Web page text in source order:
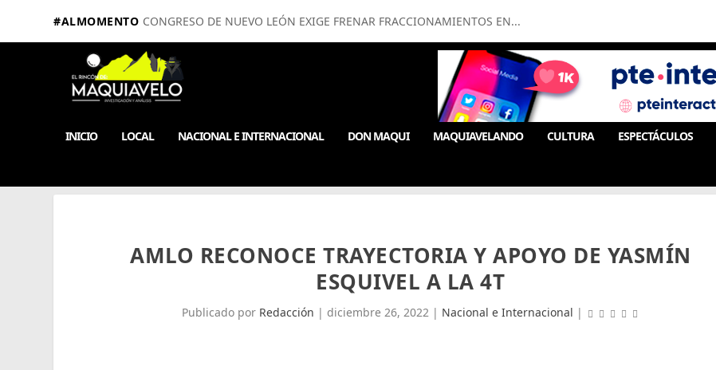
#ALMOMENTO CONGRESO DE NUEVO LEÓN EXIGE FRENAR FRACCIONAMIENTOS EN...
INICIO LOCAL NACIONAL E INTERNACIONAL DON MAQUI MAQUIAVELANDO CULTURA ESPECTÁCULOS
AMLO RECONOCE TRAYECTORIA Y APOYO DE YASMÍN
ESQUIVEL A LA 4T
Publicado por Redacción | diciembre 26, 2022 | Nacional e Internacional |